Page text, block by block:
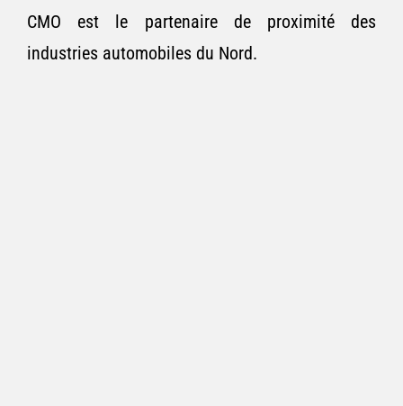
CMO est le partenaire de proximité des
industries automobiles du Nord.